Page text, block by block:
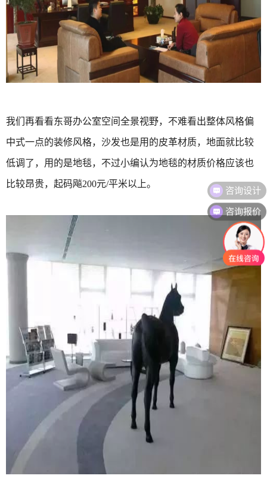
我们再看看东哥办公室空间全景视野，不难看出整体风格偏
中式一点的装修风格，沙发也是用的皮革材质，地面就比较
低调了，用的是地毯，不过小编认为地毯的材质价格应该也
比较昂贵，起码飚200元/平米以上。
咨询报价